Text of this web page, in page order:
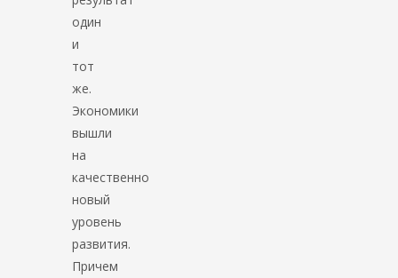
один
и
тот
же.
Экономики
вышли
на
качественно
новый
уровень
развития.
Причем